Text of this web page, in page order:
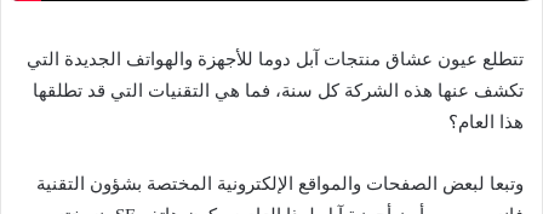
تتطلع عيون عشاق منتجات آبل دوما للأجهزة والهواتف الجديدة التي
تكشف عنها هذه الشركة كل سنة، فما هي التقنيات التي قد تطلقها
هذا العام؟
وتبعا لبعض الصفحات والمواقع الإلكترونية المختصة بشؤون التقنية